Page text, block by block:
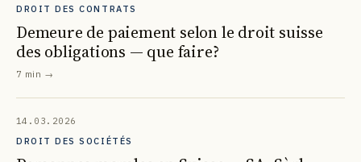
DROIT DES CONTRATS
Demeure de paiement selon le droit suisse
des obligations — que faire?
7 min →
14.03.2026
DROIT DES SOCIÉTÉS